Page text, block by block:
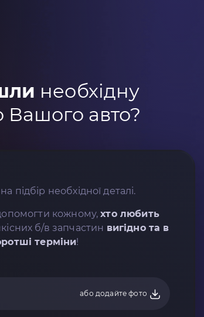
необхідну
Вашого авто?
підбір необхідної деталі.
кожному,хто любить
б/в запчастин вигідно та в
терміни!
або додайте фото